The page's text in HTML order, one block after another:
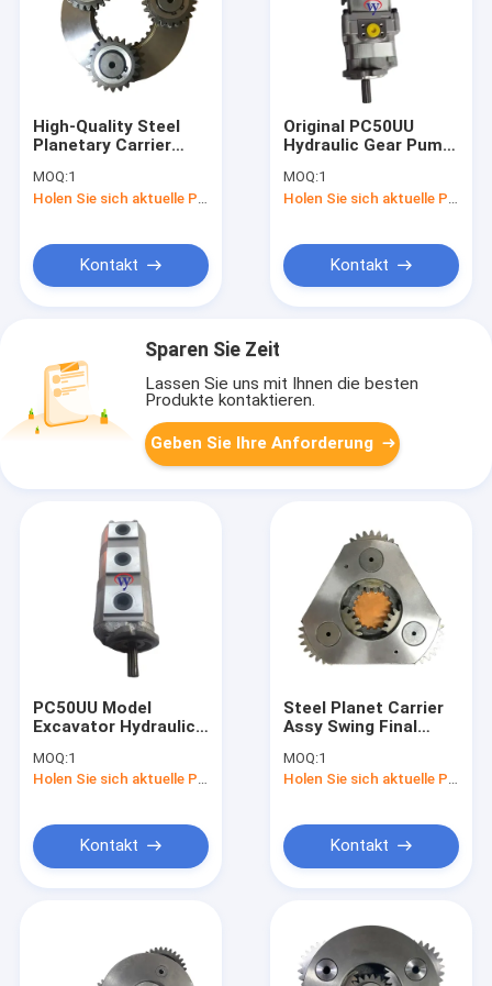
High-Quality Steel
Planetary Carrier
E325c with 20KG
Weight and 1-3 Days
MOQ:1
Kontakt
Original PC50UU
Hydraulic Gear Pump
Komatsu Excavator
with 6-12 Months
MOQ:1
Kontakt
Sparen Sie Zeit
Lassen Sie uns mit Ihnen die besten
Produkte kontaktieren.
Geben Sie Ihre Anforderung
PC50UU Model
Excavator Hydraulic
Months Warranty and
1-3 Days Delivery
MOQ:1
Holen Sie sich aktuelle Preis
Kontakt
Steel Planet Carrier
Assy Swing Final
SY335 Excavator
with 6 Months
MOQ:1
Holen Sie sich aktuelle Preis
Kontakt